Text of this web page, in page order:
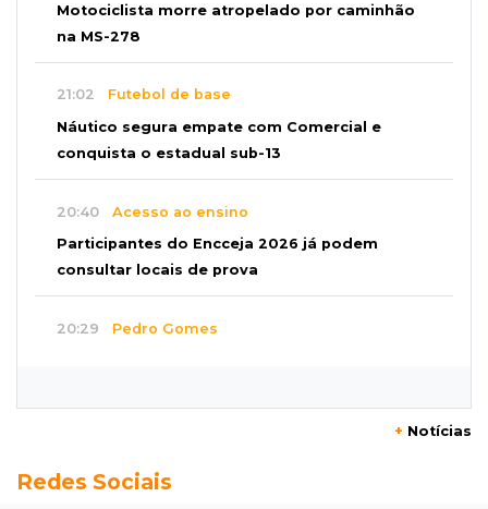
Motociclista morre atropelado por caminhão
na MS-278
21:02 Futebol de base
Náutico segura empate com Comercial e
conquista o estadual sub-13
20:40 Acesso ao ensino
Participantes do Encceja 2026 já podem
consultar locais de prova
20:29 Pedro Gomes
Pantanal treina em Goiânia antes de jogo que
+ Notícias
Redes Sociais